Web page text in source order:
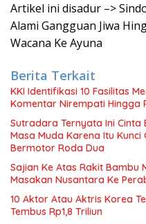
Artikel ini disadur –>
Alami Gangguan Jiwa
Wacana Ke Ayuna
Berita Terkait
KKI Identifikasi 10 Fasilitas
Komentar Nirempati Hingga
Sutradara Ternyata Ini Cinta
Masa Muda Karena Itu
Bermotor Roda Dua
Sajian Ke Atas Rakit Bambu
Masakan Nusantara Ke
10 Aktor Atau Aktris Korea
Tembus Rp1,8 Triliun